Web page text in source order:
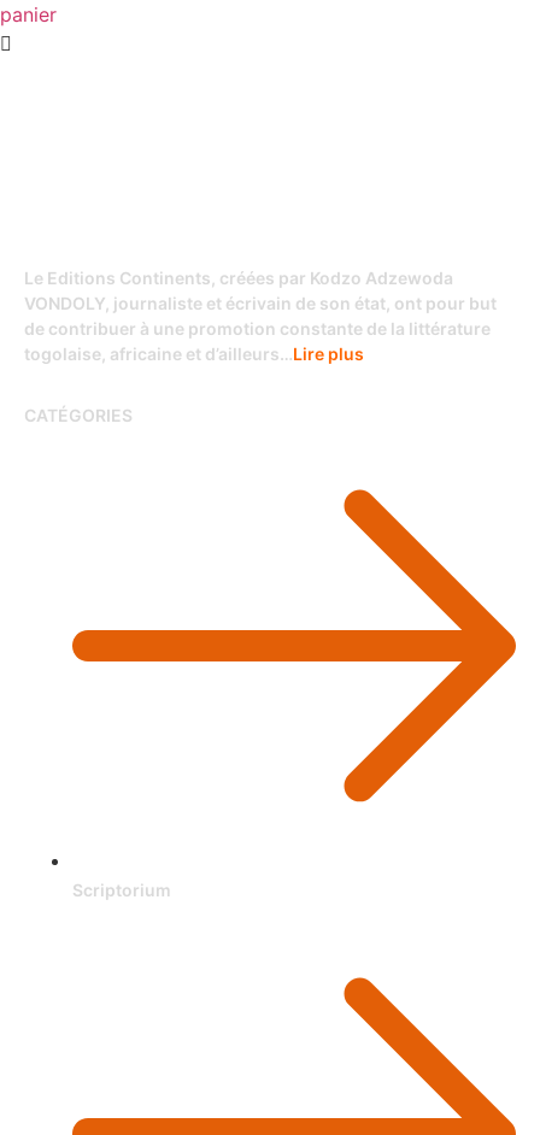
panier
Le Editions Continents, créées par Kodzo Adzewoda
VONDOLY, journaliste et écrivain de son état, ont pour but
de contribuer à une promotion constante de la littérature
togolaise, africaine et d’ailleurs…Lire plus
CATÉGORIES
Scriptorium